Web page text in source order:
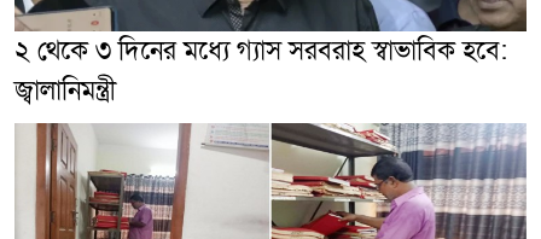
২ থেকে ৩ দিনের মধ্যে গ্যাস সরবরাহ স্বাভাবিক হবে:
জ্বালানিমন্ত্রী